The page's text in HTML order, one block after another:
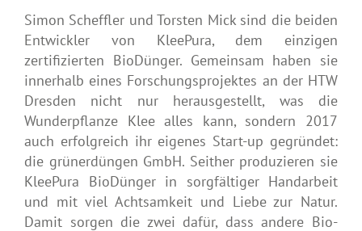
Simon Scheffler und Torsten Mick sind die beiden
Entwickler von KleePura, dem einzigen
zertifizierten BioDünger. Gemeinsam haben sie
innerhalb eines Forschungsprojektes an der HTW
Dresden nicht nur herausgestellt, was die
Wunderpflanze Klee alles kann, sondern 2017
auch erfolgreich ihr eigenes Start-up gegründet:
die grünerdüngen GmbH. Seither produzieren sie
KleePura BioDünger in sorgfältiger Handarbeit
und mit viel Achtsamkeit und Liebe zur Natur.
Damit sorgen die zwei dafür, dass andere Bio-